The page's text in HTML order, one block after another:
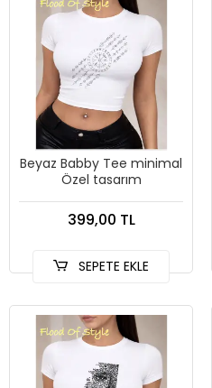
Beyaz Babby Tee minimal
Özel tasarım
399,00 TL
SEPETE EKLE